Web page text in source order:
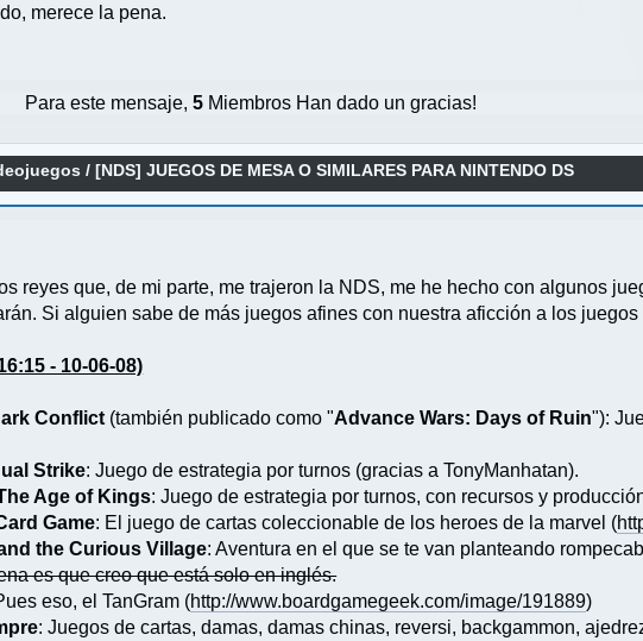
merece la pena.
Para este mensaje,5 Miembros Han dado un gracias!
/[NDS] JUEGOS DE MESA O SIMILARES PARA NINTENDO DS
reyes que, de mi parte, me trajeron la NDS, me he hecho con algunos
Si alguien sabe de más juegos afines con nuestra aficción a los
- 10-06-08)
Conflict (también publicado como "Advance Wars: Days of Ruin"):
Strike: Juego de estrategia por turnos (gracias a TonyManhatan).
Age of Kings: Juego de estrategia por turnos, con recursos y
Game: El juego de cartas coleccionable de los heroes de la marvel (
the Curious Village: Aventura en el que se te van planteando
es que creo que está solo en inglés.
eso, el TanGram (http://www.boardgamegeek.com/image/191889)
: Juegos de cartas, damas, damas chinas, reversi, backgammon,